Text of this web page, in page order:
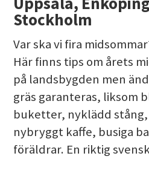
Stockholm
Var ska vi fira
Här finns tips om årets
på landsbygden men
gräs garanteras, liksom
buketter, nyklädd
nybryggt kaffe, busiga
föräldrar. En riktig